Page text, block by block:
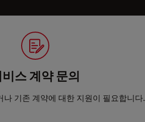
스 계약 문의
나 기존 계약에 대한 지원이 필요합니다.